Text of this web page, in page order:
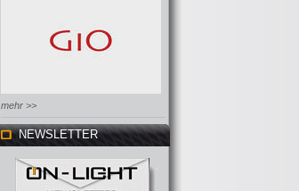
mehr >>
NEWSLETTER